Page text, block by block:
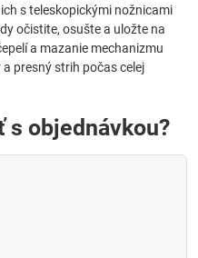
s teleskopickými nožnicami
očistite, osušte a uložte na
a mazanie mechanizmu
presný strih počas celej
s objednávkou?